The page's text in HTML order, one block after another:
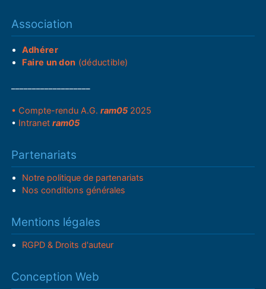
Association
Adhérer
Faire un don (déductible)
• Compte-rendu A.G.ram05 2025
• Intranetram05
Partenariats
Notre politique de partenariats
Nos conditions générales
Mentions légales
RGPD & Droits d'auteur
Conception Web